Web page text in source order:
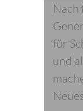
Nach
für
und